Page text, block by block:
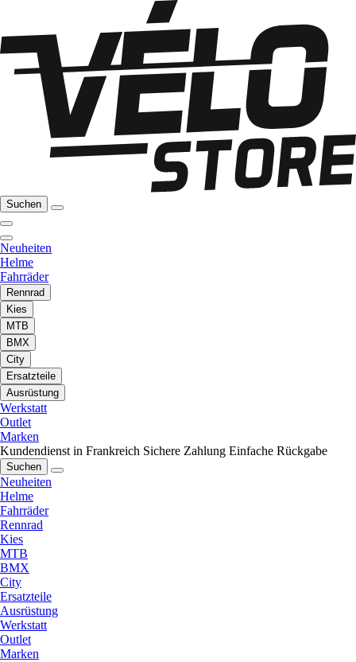
Suchen
Neuheiten
Helme
Fahrräder
Rennrad
Kies
MTB
BMX
City
Ersatzteile
Ausrüstung
Werkstatt
Outlet
Marken
Kundendienst in Frankreich Sichere Zahlung Einfache Rückgabe
Suchen
Neuheiten
Helme
Fahrräder
Rennrad
Kies
MTB
BMX
City
Ersatzteile
Ausrüstung
Werkstatt
Outlet
Marken